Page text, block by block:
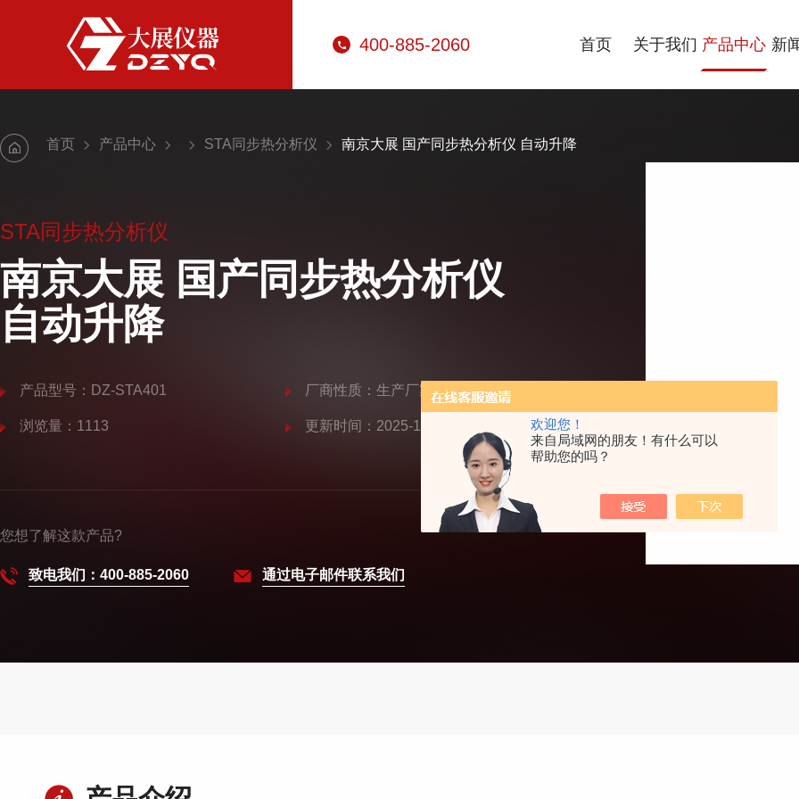
欢迎您！
来自局域网的朋友！有什么可以
帮助您的吗？
400-885-2060 首页 关于我们 产品中心 新
首页 产品中心 STA同步热分析仪 南京大展 国产同步热分析仪 自动升降
STA同步热分析仪
南京大展 国产同步热分析仪
自动升降
产品型号：DZ-STA401 厂商性质：生产厂家
浏览量：1113 更新时间：2025-12-03
您想了解这款产品?
致电我们：400-885-2060 通过电子邮件联系我们